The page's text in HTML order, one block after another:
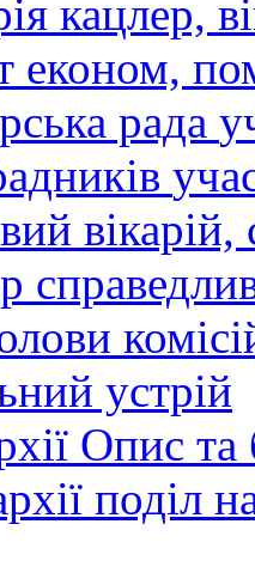
кацлер,
економ,
рада
вікарій,
устрій
Опис та
поділ